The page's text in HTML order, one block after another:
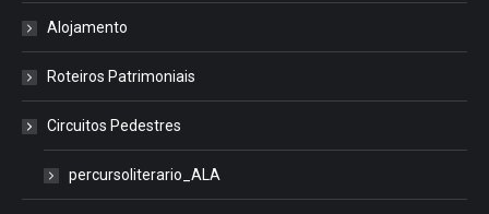
Alojamento
Roteiros Patrimoniais
Circuitos Pedestres
percursoliterario_ALA